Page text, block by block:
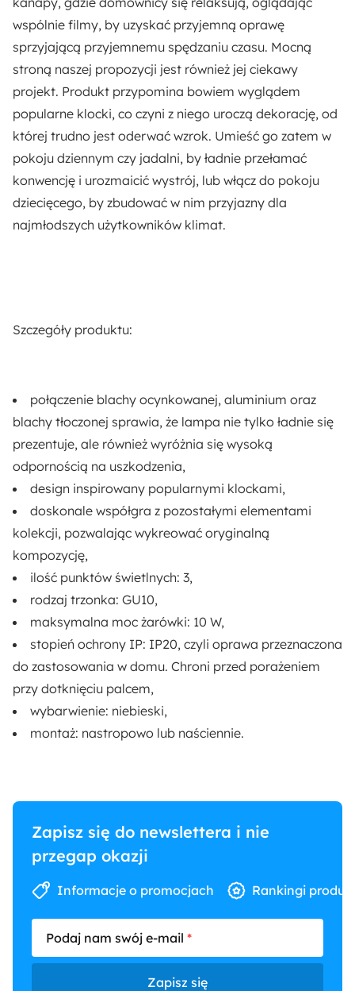
Wiszący
Stopień ochrony IP:
IP20
Rodzaj lampy sufitowej:
Długość:
14 cm
wspólnie filmy, by uzyskać przyjemną oprawę
sprzyjającą przyjemnemu spędzaniu czasu. Mocną
stroną naszej propozycji jest również jej ciekawy
projekt. Produkt przypomina bowiem wyglądem
popularne klocki, co czyni z niego uroczą dekorację, od
której trudno jest oderwać wzrok. Umieść go zatem w
pokoju dziennym czy jadalni, by ładnie przełamać
konwencję i urozmaicić wystrój, lub włącz do pokoju
dziecięcego, by zbudować w nim przyjazny dla
najmłodszych użytkowników klimat.
Szczegóły produktu:
połączenie blachy ocynkowanej, aluminium oraz
blachy tłoczonej sprawia, że lampa nie tylko ładnie się
prezentuje, ale również wyróżnia się wysoką
odpornością na uszkodzenia,
design inspirowany popularnymi klockami,
doskonale współgra z pozostałymi elementami
kolekcji, pozwalając wykreować oryginalną
kompozycję,
ilość punktów świetlnych: 3,
rodzaj trzonka: GU10,
maksymalna moc żarówki: 10 W,
stopień ochrony IP: IP20, czyli oprawa przeznaczona
do zastosowania w domu. Chroni przed porażeniem
przy dotknięciu palcem,
wybarwienie: niebieski,
montaż: nastropowo lub naściennie.
Zapisz się do newslettera i nie
przegap okazji
Informacje o promocjach Rankingi
Podaj nam swój e-mail
Zapisz się